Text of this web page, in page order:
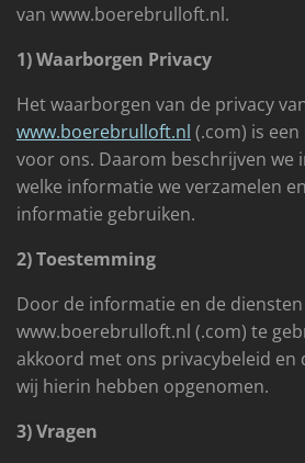
van www.boerebrulloft.nl.
1) Waarborgen Privacy
Het waarborgen van de privacy
www.boerebrulloft.nl (.com) is
voor ons. Daarom beschrijven we
welke informatie we verzamelen
informatie gebruiken.
2) Toestemming
Door de informatie en de
www.boerebrulloft.nl (.com) te
akkoord met ons privacybeleid en
wij hierin hebben opgenomen.
3) Vragen